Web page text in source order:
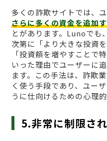
多くの詐欺サイトでは、
さらに多くの資金を追加
とがあります。Lunoでも
次第に「より大きな投資
「投資額を増やすことで
いった理由でユーザーに
ます。この手法は、詐欺
く使う手段であり、ユー
うに仕向けるための心理
5.非常に制限さ